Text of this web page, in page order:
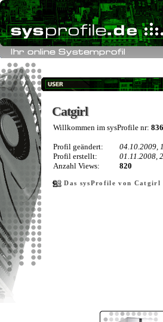
Catgirl
Catgirl
Willkommen im sysProfile nr:
Profil geändert:
04.10.2009,
Profil erstellt:
01.11.2008,
Anzahl Views:
820
Das sysProfile von Catgirl